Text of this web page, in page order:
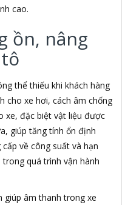
cao.
ồn, nâng
thể thiếu khi khách hàng
cho xe hơi, cách âm chống
xe, đặc biệt vật liệu được
giúp tăng tính ổn định
về công suất và hạn
quá trình vận hành
giúp âm thanh trong xe